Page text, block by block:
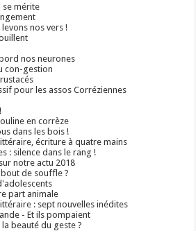
se mérite
nos vers !
nos neurones
con-gestion
pour les assos Corréziennes
en corrèze
dans les bois !
écriture à quatre mains
: silence dans le rang !
notre actu 2018
de souffle ?
part animale
: sept nouvelles inédites
- Et ils pompaient
beauté du geste ?